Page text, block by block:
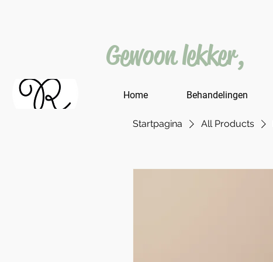
Gewoon lekker,
Startpagina All Products
Home Behandelingen